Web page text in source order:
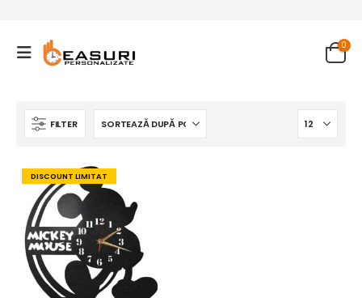
0
FILTER
DISCOUNT LIMITAT